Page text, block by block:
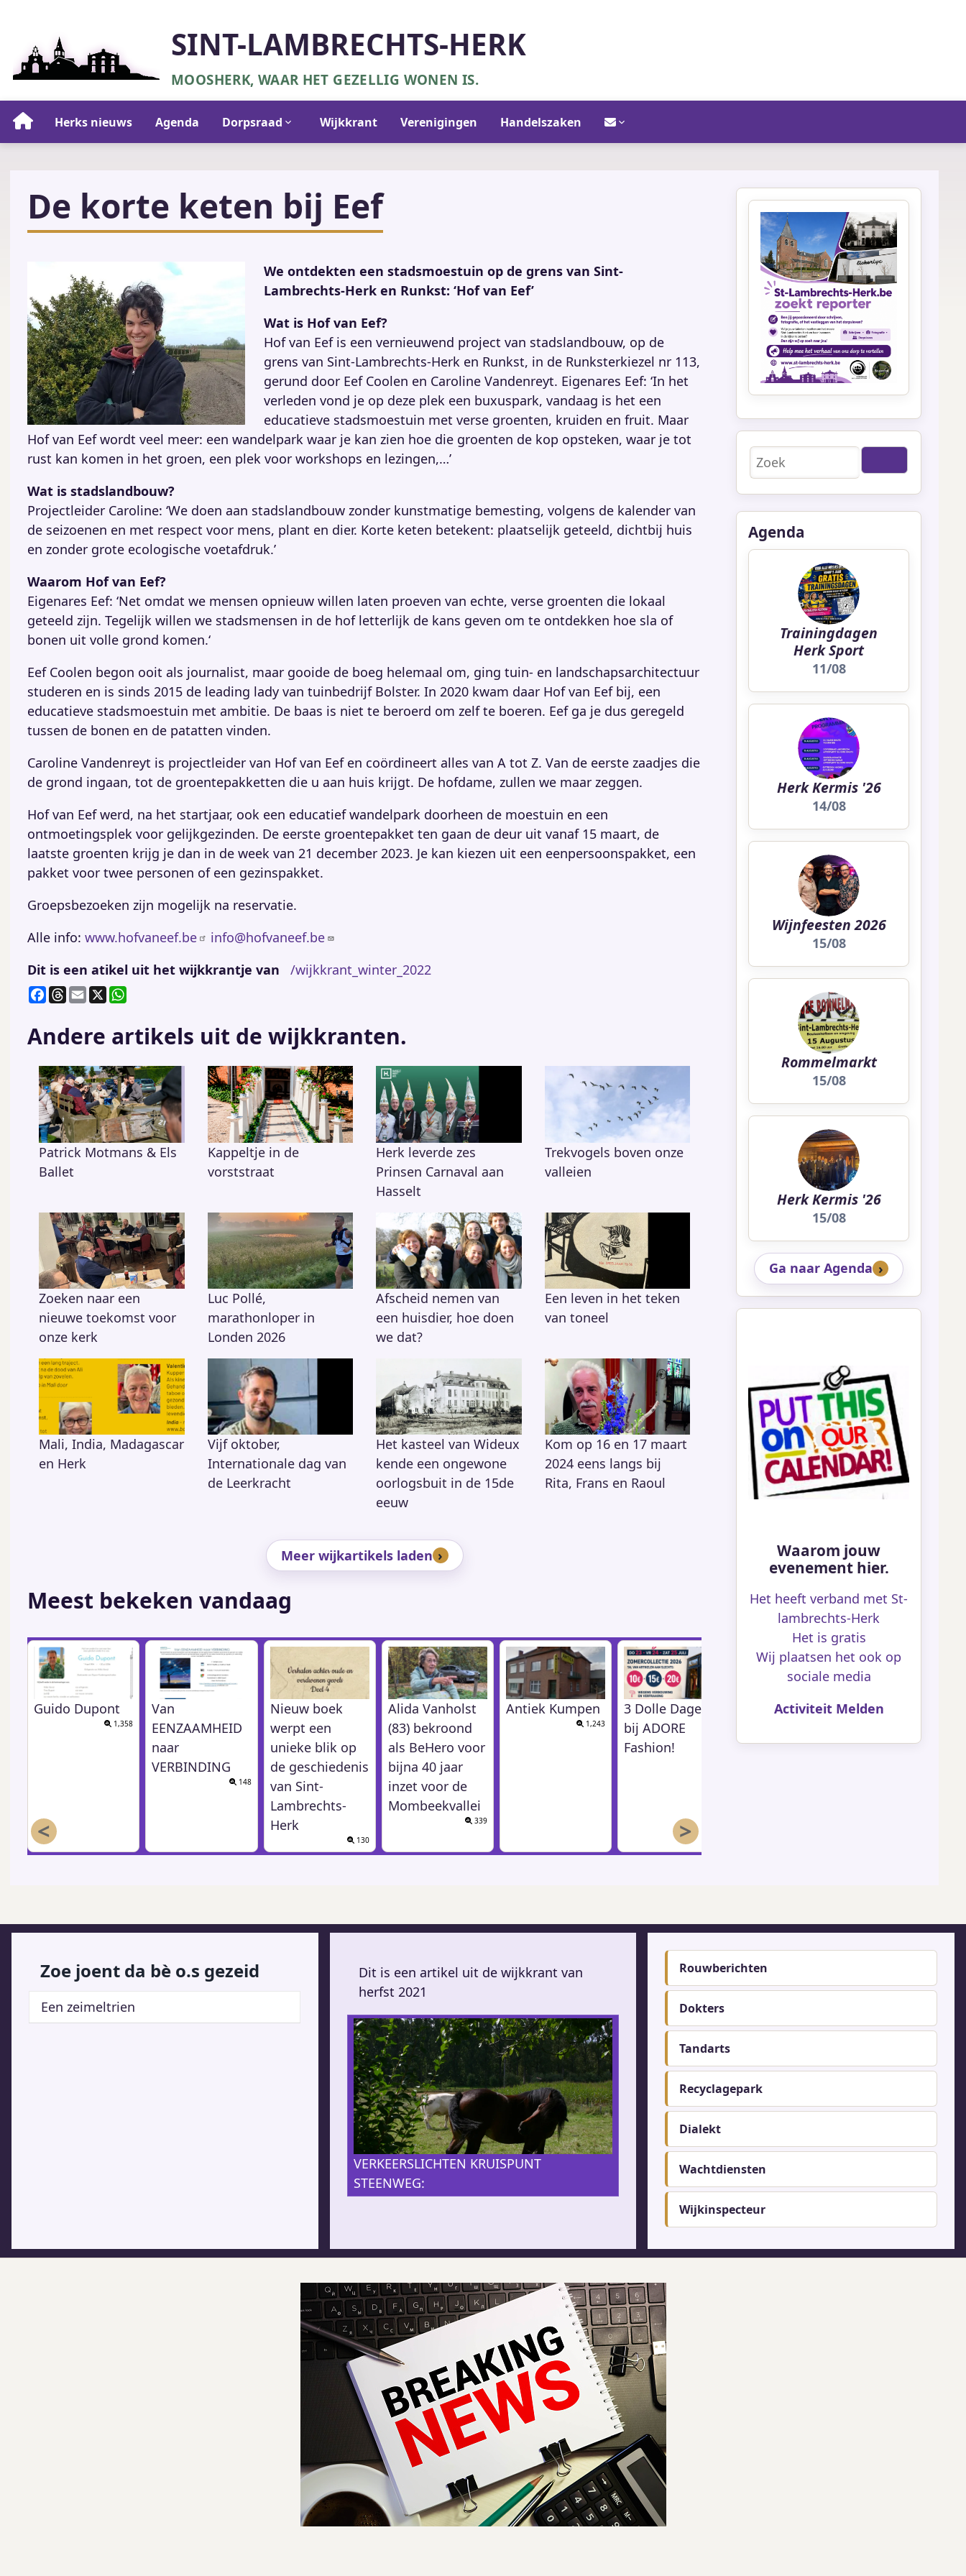
gaan
SINT-LAMBRECHTS-HERK
MOOSHERK, WAAR HET GEZELLIG WONEN IS.
Hoofdnavigatie
Herks nieuws Agenda Dorpsraad Wijkkrant Verenigingen HandelszakenContact/info/agenda
De korte keten bij Eef
We ontdekten een stadsmoestuin op de grens van Sint-
Lambrechts-Herk en Runkst: ‘Hof van Eef’
Wat is Hof van Eef?
Hof van Eef is een vernieuwend project van stadslandbouw, op de
grens van Sint-Lambrechts-Herk en Runkst, in de Runksterkiezel nr 113,
gerund door Eef Coolen en Caroline Vandenreyt. Eigenares Eef: ‘In het
verleden vond je op deze plek een buxuspark, vandaag is het een
educatieve stadsmoestuin met verse groenten, kruiden en fruit. Maar
Hof van Eef wordt veel meer: een wandelpark waar je kan zien hoe die groenten de kop opsteken, waar je tot
rust kan komen in het groen, een plek voor workshops en lezingen,…’
Wat is stadslandbouw?
Projectleider Caroline: ‘We doen aan stadslandbouw zonder kunstmatige bemesting, volgens de kalender van
de seizoenen en met respect voor mens, plant en dier. Korte keten betekent: plaatselijk geteeld, dichtbij huis
en zonder grote ecologische voetafdruk.’
Waarom Hof van Eef?
Eigenares Eef: ‘Net omdat we mensen opnieuw willen laten proeven van echte, verse groenten die lokaal
geteeld zijn. Tegelijk willen we stadsmensen in de hof letterlijk de kans geven om te ontdekken hoe sla of
bonen uit volle grond komen.‘
Eef Coolen begon ooit als journalist, maar gooide de boeg helemaal om, ging tuin- en landschapsarchitectuur
studeren en is sinds 2015 de leading lady van tuinbedrijf Bolster. In 2020 kwam daar Hof van Eef bij, een
educatieve stadsmoestuin met ambitie. De baas is niet te beroerd om zelf te boeren. Eef ga je dus geregeld
tussen de bonen en de patatten vinden.
Caroline Vandenreyt is projectleider van Hof van Eef en coördineert alles van A tot Z. Van de eerste zaadjes die
de grond ingaan, tot de groentepakketten die u aan huis krijgt. De hofdame, zullen we maar zeggen.
Hof van Eef werd, na het startjaar, ook een educatief wandelpark doorheen de moestuin en een
ontmoetingsplek voor gelijkgezinden. De eerste groentepakket ten gaan de deur uit vanaf 15 maart, de
laatste groenten krijg je dan in de week van 21 december 2023. Je kan kiezen uit een eenpersoonspakket, een
pakket voor twee personen of een gezinspakket.
Groepsbezoeken zijn mogelijk na reservatie.
Alle info: www.hofvaneef.be
info@hofvaneef.be
Dit is een atikel uit het wijkkrantje van
/wijkkrant_winter_2022
F
a
e
o
o
k
T
h
re
a
s
E
m
l
X
at
s
p
p
Andere artikels uit de wijkkranten.
Patrick Motmans & Els
Ballet
Kappeltje in de
vorststraat
Herk leverde zes
Prinsen Carnaval aan
Hasselt
Trekvogels boven onze
valleien
Zoeken naar een
nieuwe toekomst voor
onze kerk
Luc Pollé,
marathonloper in
Londen 2026
Afscheid nemen van
een huisdier, hoe doen
we dat?
Een leven in het teken
van toneel
Mali, India, Madagascar
en Herk
Vijf oktober,
Internationale dag van
de Leerkracht
Het kasteel van Wideux
kende een ongewone
oorlogsbuit in de 15de
eeuw
Kom op 16 en 17 maart
2024 eens langs bij
Rita, Frans en Raoul
Meer wijkartikels laden
Meest bekeken vandaag
Guido Dupont
1,358
Van
EENZAAMHEID
naar
VERBINDING
148
Nieuw boek
werpt een
unieke blik op
de geschiedenis
van Sint-
Lambrechts-
Herk
130
Alida Vanholst
(83) bekroond
als BeHero voor
bijna 40 jaar
inzet voor de
Mombeekvallei
339
Antiek Kumpen
1,243
3 Dolle Dagen
bij ADORE
Fashion!
KSA Moos Herk Open Tuin
< >
Zoeken
Agenda
Trainingdagen
Herk Sport
11/08
Herk Kermis '26
14/08
Wijnfeesten 2026
15/08
Rommelmarkt
15/08
Herk Kermis '26
15/08
Ga naar Agenda
Waarom jouw
evenement hier.
Het heeft verband met St-
lambrechts-Herk
Het is gratis
Wij plaatsen het ook op
sociale media
Activiteit Melden
Zoe joent da bè o.s gezeid
Een zeimeltrien
Dit is een artikel uit de wijkkrant van
herfst 2021
VERKEERSLICHTEN KRUISPUNT
STEENWEG:
Footer-
menu
Rouwberichten
Dokters
Tandarts
Recyclagepark
Dialekt
Wachtdiensten
Wijkinspecteur